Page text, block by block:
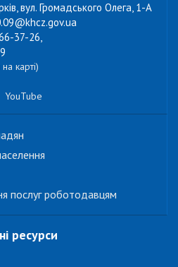
вул. Громадського Олега, 1-А
37-26,
карті)
YouTube
послуг роботодавцям
ресурси